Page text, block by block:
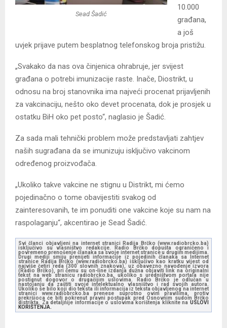
Sead Šadić
10.000
građana,
a još
uvjek prijave putem besplatnog telefonskog broja pristižu.
„Svakako da nas ova činjenica ohrabruje, jer svijest
građana o potrebi imunizacije raste. Inače, Diostrikt, u
odnosu na broj stanovnika ima najveći procenat prijavljenih
za vakcinaciju, nešto oko devet procenata, dok je prosjek u
ostatku BiH oko pet posto“, naglasio je Šadić.
Za sada mali tehnički problem može predstavljati zahtjev
naših sugrađana da se imunizuju isključivo vakcinom
određenog proizvođača.
„Ukoliko takve vakcine ne stignu u Distrikt, mi ćemo
pojedinačno o tome obavijestiti svakog od
zainteresovanih, te im ponuditi one vakcine koje su nam na
raspolaganju“, akcentirao je Sead Šadić.
Svi članci objavljeni na internet stranici Radija Brčko (www.radiobrcko.ba)
isključivo su vlasništvo redakcije. Radio Brčko dopušta ograničeno i
povremeno prenošenje članaka sa svoje internet stranice u drugim medijima.
Drugi mediji smiju prenijeti informacije iz pojedinih članaka sa Internet
stranice Radija Brčko (www.radiobrcko.ba) isključivo kao kratku vijest od
najviše četiri reda (300 slovnih znakova), uz obavezno navođenje izvora
(Radio Brčko), pri čemu su on-line izdanja dužna objaviti link na originalni
tekst na web stranicu radiobrcko.ba, ukoliko s uredništvom portala nije
postignut dogovor o drugačijim uslovima. Radio Brčko je odlučan u
nastojanju da zaštiti svoje intelektualno vlasništvo i rad svojih autora.
Ukoliko se bilo koji dio teksta ili informacija iz teksta objavljenog na internet
stranici www.radiobrcko.ba prenese suprotno ovim pravilima, protiv
prekršioca će biti pokrenut pravni postupak pred Osnovnim sudom Brčko
distrikta. Za detaljnije informacije o uslovima korištenja kliknite na USLOVI
KORIŠTENJA.